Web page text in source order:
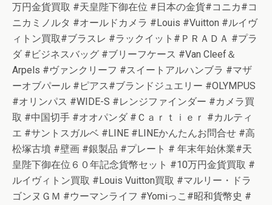
万円金貨買取 #天皇陛下御在位 #日本の金貨#コニカ#コ
ニカミノルタ #オールドカメラ #Louis #Vuitton #ルイヴ
ィトン買取#ブラスレ #ラックイット#ＰＲＡＤＡ #プラ
ダ #ビジネスバッグ #ブリーフケース #Van Cleef＆
Arpels #ヴァンクリーフ #スイートアルハンブラ #マザ
ーオブパール #ピアス#ブランドジュエリー #OLYMPUS
#オリンパス #WIDE-S #レンジファインダー #カメラ買
取 #中国切手 #オオパンダ #Ｃａｒｔｉｅｒ #カルティ
エ #サントスガルベ #LINE #LINEかんたんお問合せ #高
松塚古墳 #壁画 #銀製品 #プレート # 年末年始休業#天
皇陛下御在位６０年記念貨幣セット #10万円金貨買取 #
ルイヴィトン買取 #Louis Vuitton買取 #マルリー・ドラ
ゴンヌＧＭ #ウーマンライフ #Yomiっこ#昭和貨幣史 #